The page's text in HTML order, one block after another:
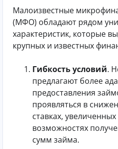
Малоизвестные
(МФО) обладают рядом
характеристик, которые
крупных и известных
Гибкость условий.
предлагают более
предоставления
проявляться в
ставках,
возможностях
сумм займа.